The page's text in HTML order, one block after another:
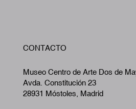
CONTACTO
Museo Centro de Arte Dos de
Avda. Constitución 23
28931 Móstoles, Madrid